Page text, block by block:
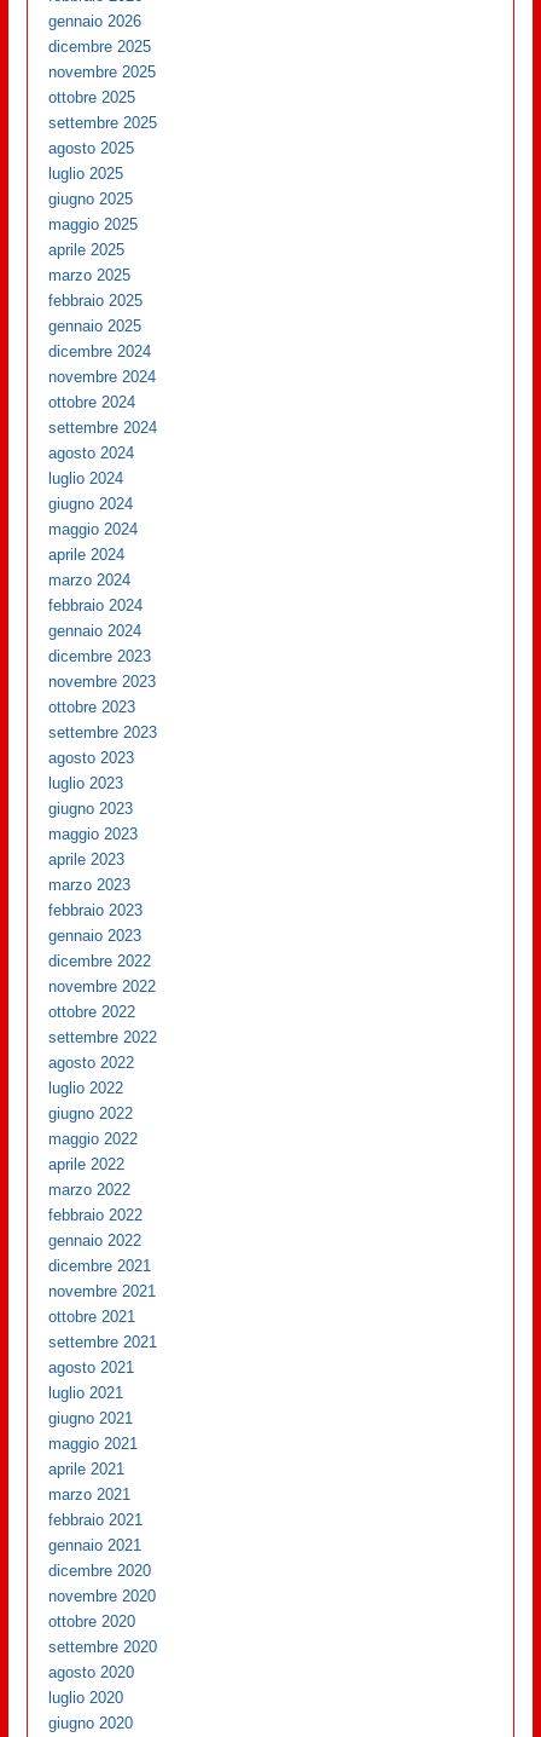
gennaio 2026
dicembre 2025
novembre 2025
ottobre 2025
settembre 2025
agosto 2025
luglio 2025
giugno 2025
maggio 2025
aprile 2025
marzo 2025
febbraio 2025
gennaio 2025
dicembre 2024
novembre 2024
ottobre 2024
settembre 2024
agosto 2024
luglio 2024
giugno 2024
maggio 2024
aprile 2024
marzo 2024
febbraio 2024
gennaio 2024
dicembre 2023
novembre 2023
ottobre 2023
settembre 2023
agosto 2023
luglio 2023
giugno 2023
maggio 2023
aprile 2023
marzo 2023
febbraio 2023
gennaio 2023
dicembre 2022
novembre 2022
ottobre 2022
settembre 2022
agosto 2022
luglio 2022
giugno 2022
maggio 2022
aprile 2022
marzo 2022
febbraio 2022
gennaio 2022
dicembre 2021
novembre 2021
ottobre 2021
settembre 2021
agosto 2021
luglio 2021
giugno 2021
maggio 2021
aprile 2021
marzo 2021
febbraio 2021
gennaio 2021
dicembre 2020
novembre 2020
ottobre 2020
settembre 2020
agosto 2020
luglio 2020
giugno 2020